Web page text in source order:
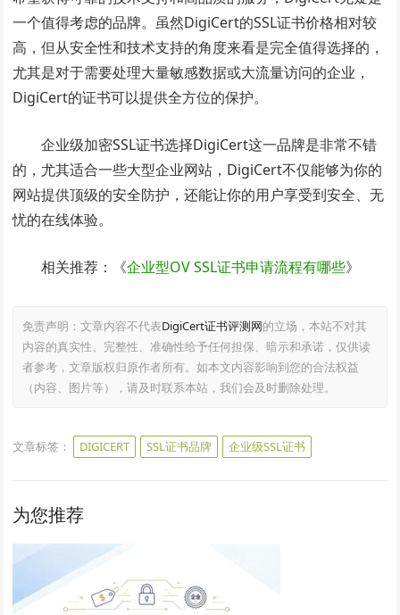
一个值得考虑的品牌。虽然DigiCert的SSL证书价格相对较
高，但从安全性和技术支持的角度来看是完全值得选择的，
尤其是对于需要处理大量敏感数据或大流量访问的企业，
DigiCert的证书可以提供全方位的保护。
企业级加密SSL证书选择DigiCert这一品牌是非常不错
的，尤其适合一些大型企业网站，DigiCert不仅能够为你的
网站提供顶级的安全防护，还能让你的用户享受到安全、无
忧的在线体验。
相关推荐：《企业型OV SSL证书申请流程有哪些》
免责声明：文章内容不代表DigiCert证书评测网的立场，本站不对其
内容的真实性、完整性、准确性给予任何担保、暗示和承诺，仅供读
者参考，文章版权归原作者所有。如本文内容影响到您的合法权益
（内容、图片等），请及时联系本站，我们会及时删除处理。
文章标签： DIGICERT SSL证书品牌 企业级SSL证书
为您推荐